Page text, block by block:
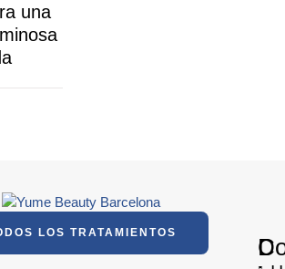
una
LOS TRATAMIENTOS
D